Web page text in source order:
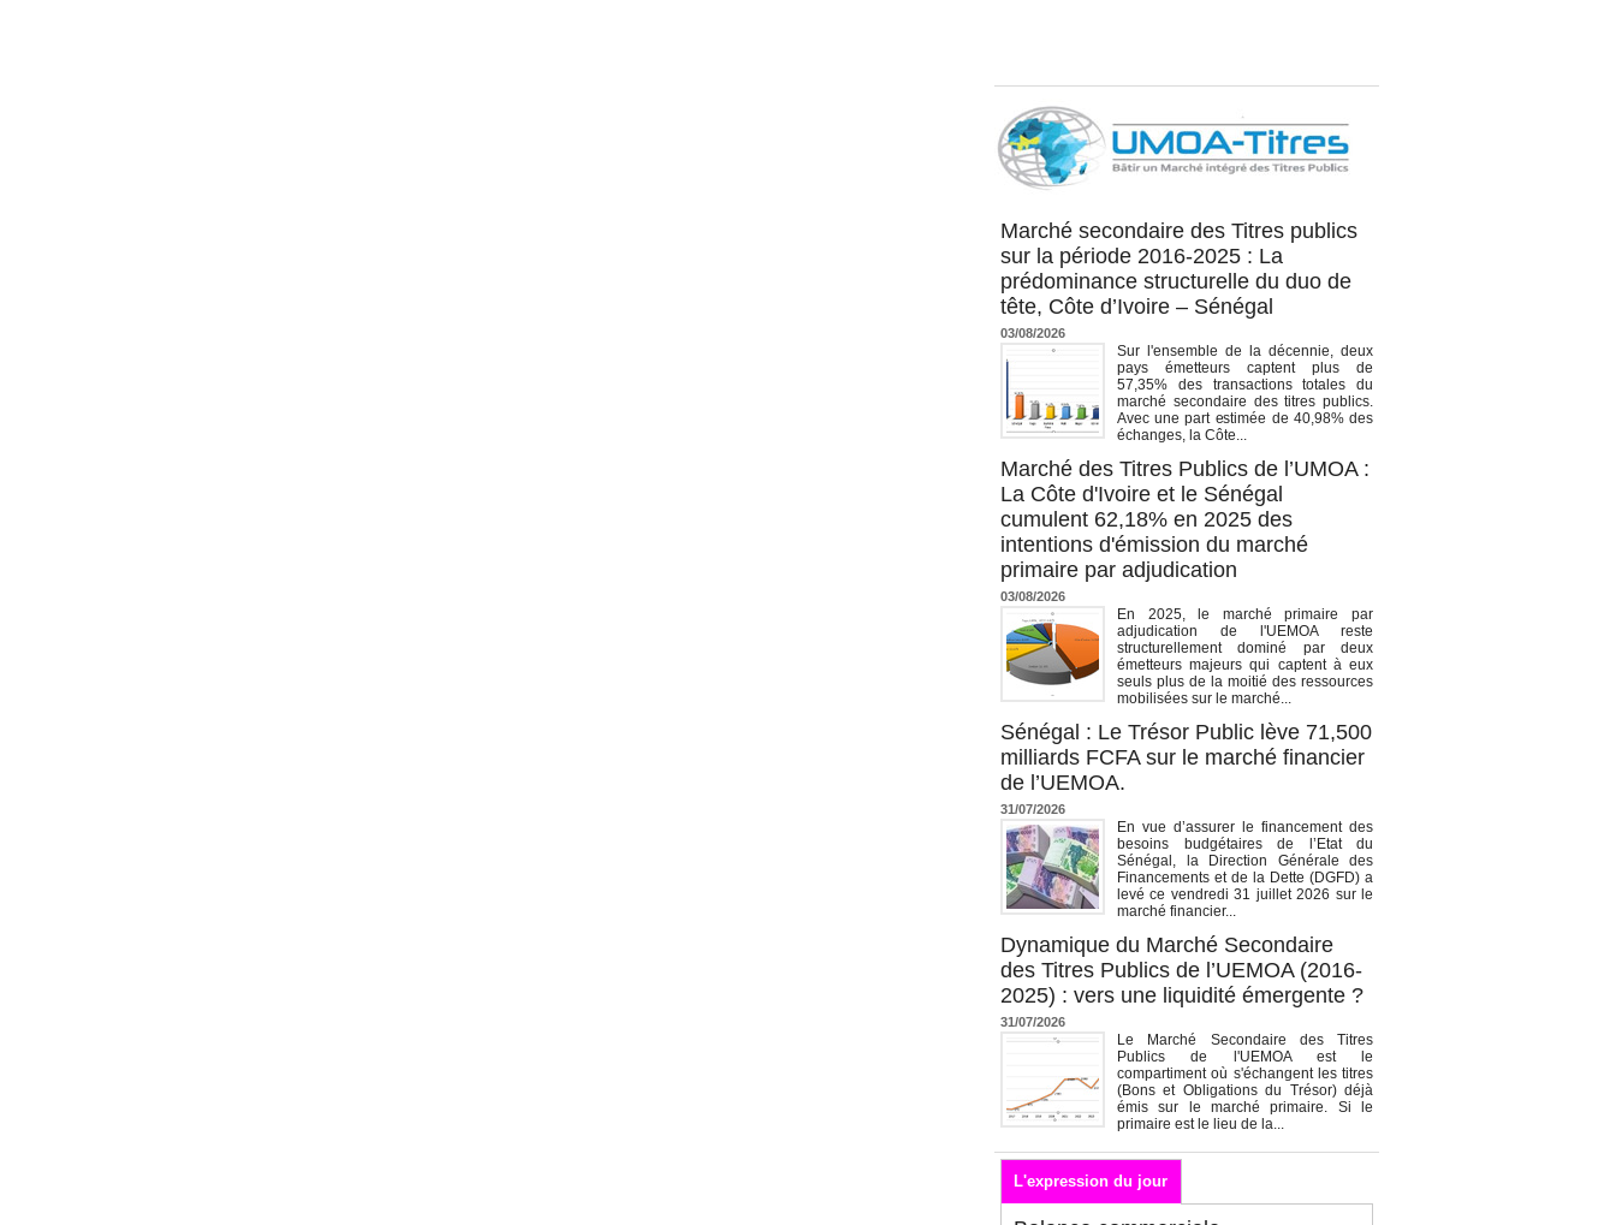
Marché secondaire des Titres publics
sur la période 2016-2025 : La
prédominance structurelle du duo de
tête, Côte d’Ivoire – Sénégal
03/08/2026
Sur l'ensemble de la décennie, deux
pays émetteurs captent plus de
57,35% des transactions totales du
marché secondaire des titres publics.
Avec une part estimée de 40,98% des
échanges, la Côte...
Marché des Titres Publics de l’UMOA :
La Côte d'Ivoire et le Sénégal
cumulent 62,18% en 2025 des
intentions d'émission du marché
primaire par adjudication
03/08/2026
En 2025, le marché primaire par
adjudication de l'UEMOA reste
structurellement dominé par deux
émetteurs majeurs qui captent à eux
seuls plus de la moitié des ressources
mobilisées sur le marché...
Sénégal : Le Trésor Public lève 71,500
milliards FCFA sur le marché financier
de l’UEMOA.
31/07/2026
En vue d’assurer le financement des
besoins budgétaires de l’Etat du
Sénégal, la Direction Générale des
Financements et de la Dette (DGFD) a
levé ce vendredi 31 juillet 2026 sur le
marché financier...
Dynamique du Marché Secondaire
des Titres Publics de l’UEMOA (2016-
2025) : vers une liquidité émergente ?
31/07/2026
Le Marché Secondaire des Titres
Publics de l'UEMOA est le
compartiment où s'échangent les titres
(Bons et Obligations du Trésor) déjà
émis sur le marché primaire. Si le
primaire est le lieu de la...
L'expression du jour